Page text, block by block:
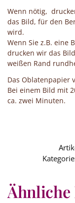
Wenn nötig,
das Bild, für den
wird.
Wenn Sie z.B. eine
drucken wir das
weißen Rand
Das Oblatenpapier
Bei einem Bild mit
ca. zwei Minuten.